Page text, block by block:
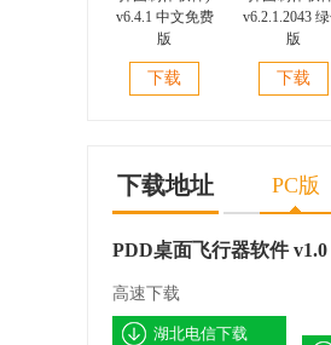
Visual
PingPlus(网络拓
下载
pacestar
lanflow(网络拓
下载
下载地址 PC版
PDD桌面飞行器软件
高速下载
湖北电信下载